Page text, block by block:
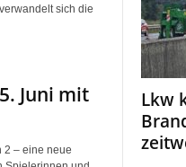
sich die
Juni mit
2 – eine neue
Lkw